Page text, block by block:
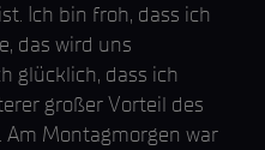
Ich bin froh, dass ich
das wird uns
glücklich, dass ich
großer Vorteil des
Am Montagmorgen war